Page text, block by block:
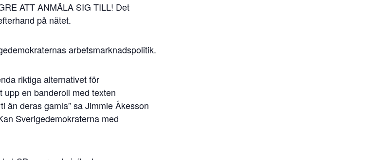
ATT ANMÄLA SIG TILL! Det
på nätet.
arbetsmarknadspolitik.
riktiga alternativet för
en banderoll med texten
än deras gamla” sa Jimmie Åkesson
Sverigedemokraterna med